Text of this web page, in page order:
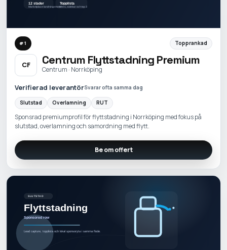
#1 Topprankad
CF Centrum Flyttstadning Premium
Centrum · Norrköping
Verifierad leverantörSvarar ofta samma dag
Slutstad Overlamning RUT
Sponsrad premiumprofil för flyttstadning i Norrköping med fokus på
slutstad, overlamning och samordning med flytt.
Be om offert